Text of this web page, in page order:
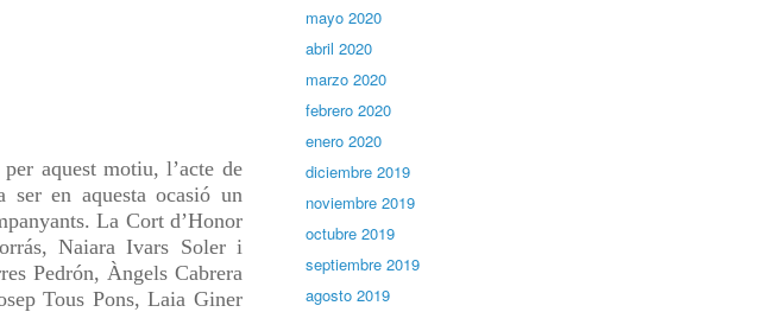
aquest motiu, l’acte de
en aquesta ocasió un
La Cort d’Honor
Naiara Ivars Soler i
Pedrón, Àngels Cabrera
Tous Pons, Laia Giner
mayo 2020
abril 2020
marzo 2020
febrero 2020
enero 2020
diciembre 2019
noviembre 2019
octubre 2019
septiembre 2019
agosto 2019